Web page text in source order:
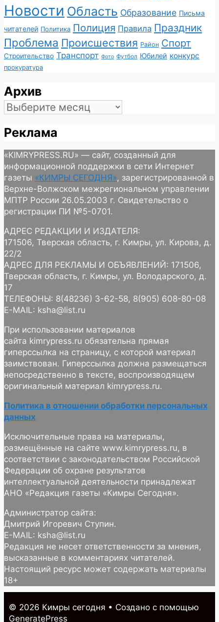
Новости Область Образование Письма
читателей Политика Полиция Правила Праздник
Проблема Происшествия Район Спорт
Строительство Транспорт Фото Футбол Юбилей конкурс
прокуратура
Архив
Архив
Реклама
«KIMRYPRESS.RU» — сайт, созданный для
информационной поддержки в сети Интернет
газеты «КИМРЫ СЕГОДНЯ», зарегистрированной в
Верхне-Волжском межрегиональном управлении
МПТР России 26.05.2003 г. Свидетельство о
регистрации ПИ №5-0701.
АДРЕС РЕДАКЦИИ И ИЗДАТЕЛЯ:
171506, Тверская область, г. Кимры, ул. Кирова, д.
22/2
АДРЕС ДЛЯ РЕКЛАМЫ И ОБЪЯВЛЕНИЙ: 171506,
Тверская область, г. Кимры, ул. Володарского, д.
17
ТЕЛЕФОНЫ: 8(48236) 3-62-58, 8(905) 608-80-08
E-MAIL: ksha@list.ru
При использовании материалов
сайта kimrypress.ru обязательна прямая
гиперссылка на страницу, с которой материал
заимствован. Гиперссылка должна размещаться
непосредственно в тексте, воспроизводящем
оригинальный материал kimrypress.ru.
Политика в отношении обработки персональных
данных
Исключительные права на материалы,
размещённые на сайте www.kimrypress.ru, в
соответствии с законодательством Российской
Федерации об охране результатов
интеллектуальной деятельности принадлежат
АНО «Редакция газеты «Кимры Сегодня».
Администратор сайта:
Дмитрий Игоревич Ступин.
E-MAIL: ksha@list.ru
Редакция не несет ответственности за мнения,
высказанные в комментариях читателей.
Настоящий ресурс может содержать материалы
18+
© 2026 Кимры cегодня • Создано с помощью
GeneratePress